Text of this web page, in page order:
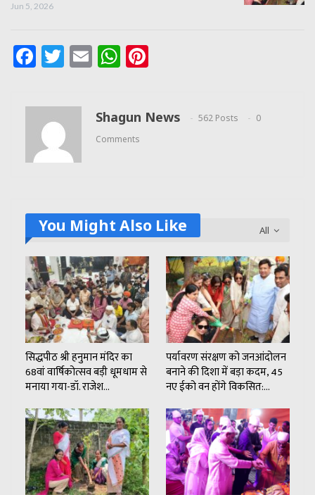
Jun 5, 2026
Facebook
Twitter
EmailWhatsApp
Shagun News 562 Posts
0
Comments
All
You Might Also Like
सिद्धपीठ श्री हनुमान मंदिर का
68वां वार्षिकोत्सव बड़ी धूमधाम से
मनाया गया-डॉ. राजेश…
पर्यावरण संरक्षण को जनआंदोलन
बनाने की दिशा में बड़ा कदम, 45
नए ईको वन होंगे विकसित:…